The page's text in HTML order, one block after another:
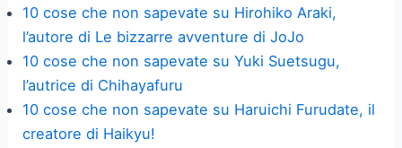
10 cose che non sapevate su Hirohiko Araki,
l’autore di Le bizzarre avventure di JoJo
10 cose che non sapevate su Yuki Suetsugu,
l’autrice di Chihayafuru
10 cose che non sapevate su Haruichi Furudate, il
creatore di Haikyu!